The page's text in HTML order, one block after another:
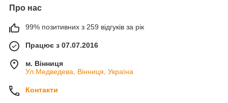
Про нас
99% позитивних з 259 відгуків за рік
Працює з 07.07.2016
м. Вінниця
Ул.Медведева, Вінниця, Україна
Контакти